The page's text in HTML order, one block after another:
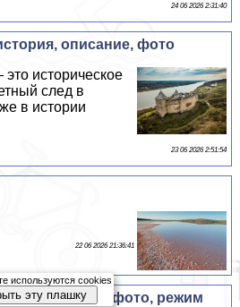
24 06 2026 2:31:40
описание, фото
это историческое
след в
в истории
23 06 2026 2:51:54
22 06 2026 21:36:41
опсиание и фото, режим
используются cookies
эту плашку